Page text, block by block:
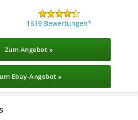
1619 Bewertungen
Zum Angebot »
Ebay-Angebot »